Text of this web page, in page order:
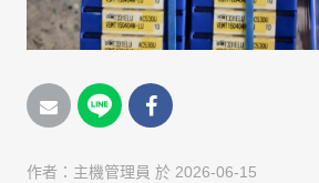
作者： 主機管理員 於 2026-06-15